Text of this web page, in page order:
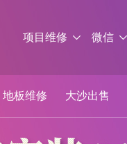
项目维修 微信
地板维修 大沙出售